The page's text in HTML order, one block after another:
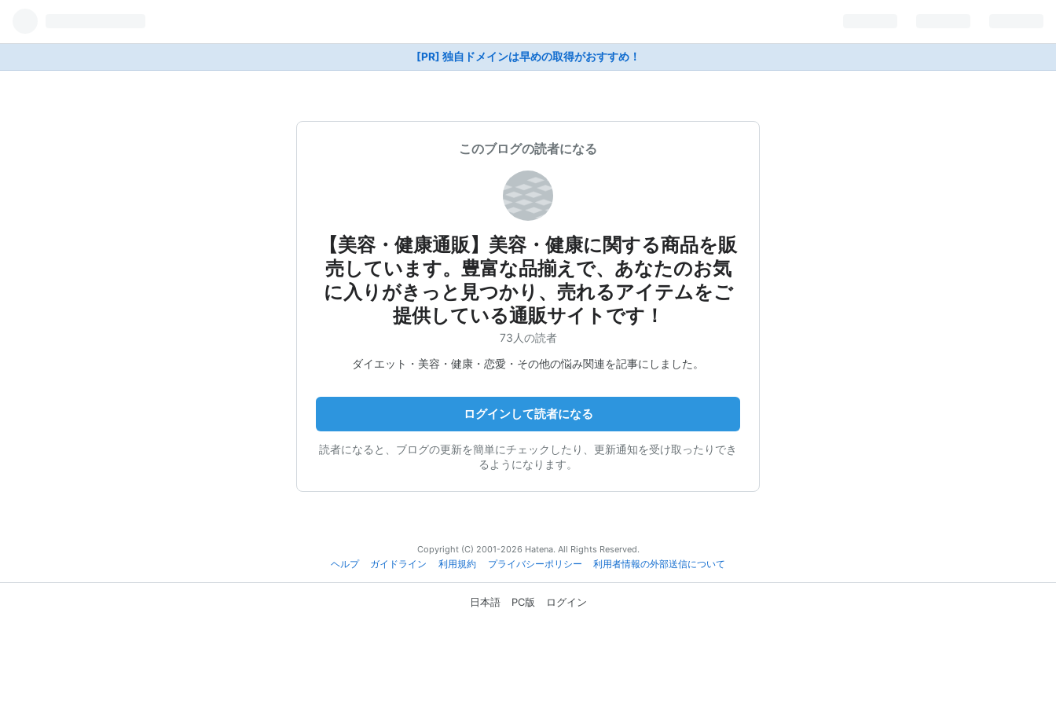
[PR] 独自ドメインは早めの取得がおすすめ！
このブログの読者になる
【美容・健康通販】美容・健康に関する商品を販
売しています。豊富な品揃えで、あなたのお気
に入りがきっと見つかり、売れるアイテムをご
提供している通販サイトです！
73人の読者
ダイエット・美容・健康・恋愛・その他の悩み関連を記事にしました。
ログインして読者になる
読者になると、ブログの更新を簡単にチェックしたり、更新通知を受け取ったりでき
るようになります。
Copyright (C) 2001-2026 Hatena. All Rights Reserved.
ヘルプ
ガイドライン 利用規約 プライバシーポリシー 利用者情報の外部送信について
日本語 PC版 ログイン